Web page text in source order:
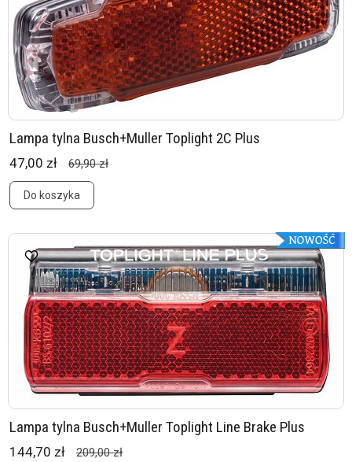
Lampa tylna Busch+Muller Toplight 2C Plus
47,00 zł 69,90 zł
Do koszyka
Lampa tylna Busch+Muller Toplight Line Brake Plus
144,70 zł 209,00 zł